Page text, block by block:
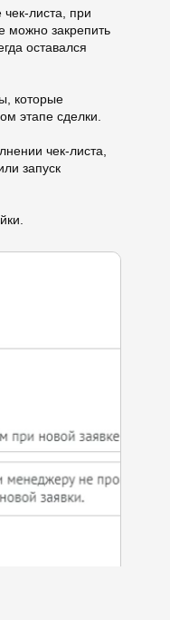
листа, при
можно закрепить
оставался
которые
этапе сделки.
чек-листа,
запуск